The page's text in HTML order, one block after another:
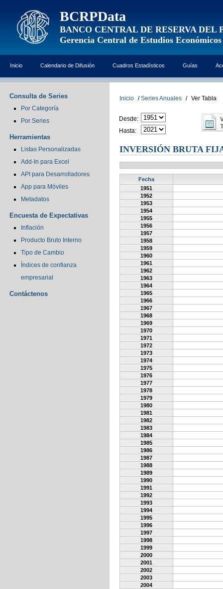
BCRPData
BANCO CENTRAL DE RESERVA DEL
Gerencia Central de Estudios Económicos
Inicio Calendario de Difusión Cuadros Estadísticos Guías
Consulta de Series
Por Categoría
Por Series
Herramientas
Listas Personalizadas
Add-In para Excel
API para Desarrolladores
App para Móviles
Metadatos
Encuesta de Expectativas
Inflación
Producto Bruto Interno
Tipo de Cambio
Índices de confianza
empresarial
Contáctenos
Inicio / Series Anuales / Ver Tabla
Desde:
Hasta:
INVERSIÓN BRUTA
Fecha
1951
1952
1953
1954
1955
1956
1957
1958
1959
1960
1961
1962
1963
1964
1965
1966
1967
1968
1969
1970
1971
1972
1973
1974
1975
1976
1977
1978
1979
1980
1981
1982
1983
1984
1985
1986
1987
1988
1989
1990
1991
1992
1993
1994
1995
1996
1997
1998
1999
2000
2001
2002
2003
2004